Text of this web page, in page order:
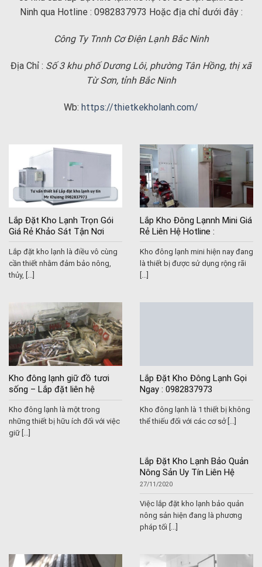
Ninh qua Hotline : 0982837973 Hoặc địa chỉ dưới đây :
Công Ty Tnnh Cơ Điện Lạnh Bắc Ninh
Địa Chỉ : Số 3 khu phố Dương Lôi, phường Tân Hồng, thị xã
Từ Sơn, tỉnh Bắc Ninh
Wb: https://thietkekholanh.com/
Lắp Đặt Kho Lạnh Trọn Gói
Giá Rẻ Khảo Sát Tận Nơi
Lắp đặt kho lạnh là điều vô cùng
cần thiết nhằm đảm bảo nông,
thủy, [...]
Lắp Kho Đông Lạnnh Mini Giá
Rẻ Liên Hệ Hotline :
0982837973
Kho đông lạnh mini hiện nay đang
là thiết bị được sử dụng rộng rãi
Kho đông lạnh giữ đồ tươi
sống – Lắp đặt liên hệ
0982837973
Kho đông lạnh là một trong
những thiết bị hữu ích đối với việc
giữ [...]
Lắp Đặt Kho Đông Lạnh Gọi
Ngay : 0982837973
Kho đông lạnh là 1 thiết bị không
thể thiếu đối với các cơ sở [...]
Lắp Đặt Kho Lạnh Bảo Quản
Nông Sản Uy Tín Liên Hệ
0982837973
27/11/2020
Việc lắp đặt kho lạnh bảo quản
nông sản hiện đang là phương
pháp tối [...]